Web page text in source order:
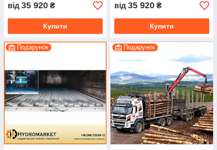
від 35 920 ₴
Купити
від 35 920 ₴
Купити
Подарунок Подарунок